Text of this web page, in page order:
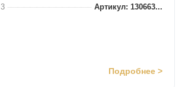
3
Артикул: 130663...
Подробнее >